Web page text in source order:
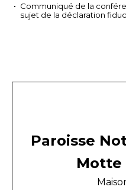
Communiqué de la
sujet de la déclaration
Paroisse
Motte